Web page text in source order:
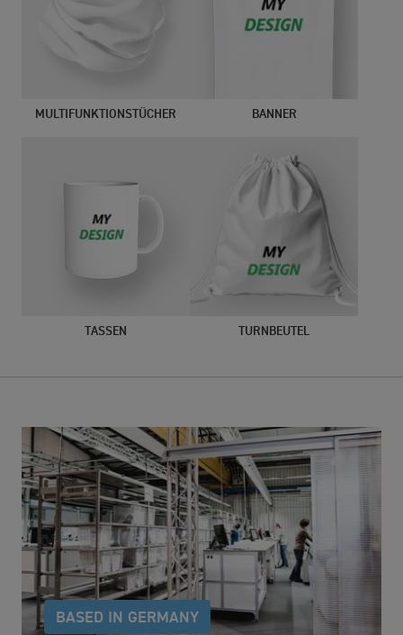
MULTIFUNKTIONSTÜCHER BANNER
TASSEN TURNBEUTEL
BASED IN GERMANY